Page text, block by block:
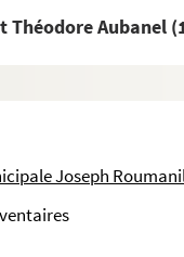
Théodore Aubanel
Joseph